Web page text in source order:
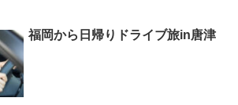
福岡から日帰りドライブ旅in唐津